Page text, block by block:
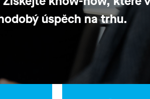
úspěch na trhu.